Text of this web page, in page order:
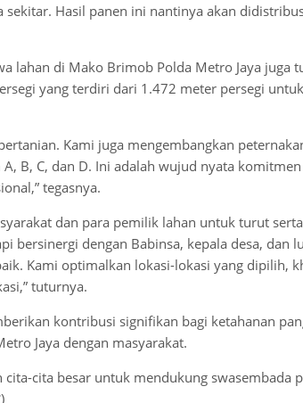
Hasil panen ini nantinya akan
lahan di Mako Brimob Polda Metro Jaya juga
yang terdiri dari 1.472 meter persegi
Kami juga mengembangkan
B, C, dan D. Ini adalah wujud nyata
tegasnya.
dan para pemilik lahan untuk turut
bersinergi dengan Babinsa, kepala desa, dan
Kami optimalkan lokasi-lokasi yang dipilih,
tuturnya.
kontribusi signifikan bagi ketahanan
Jaya dengan masyarakat.
cita besar untuk mendukung swasembada